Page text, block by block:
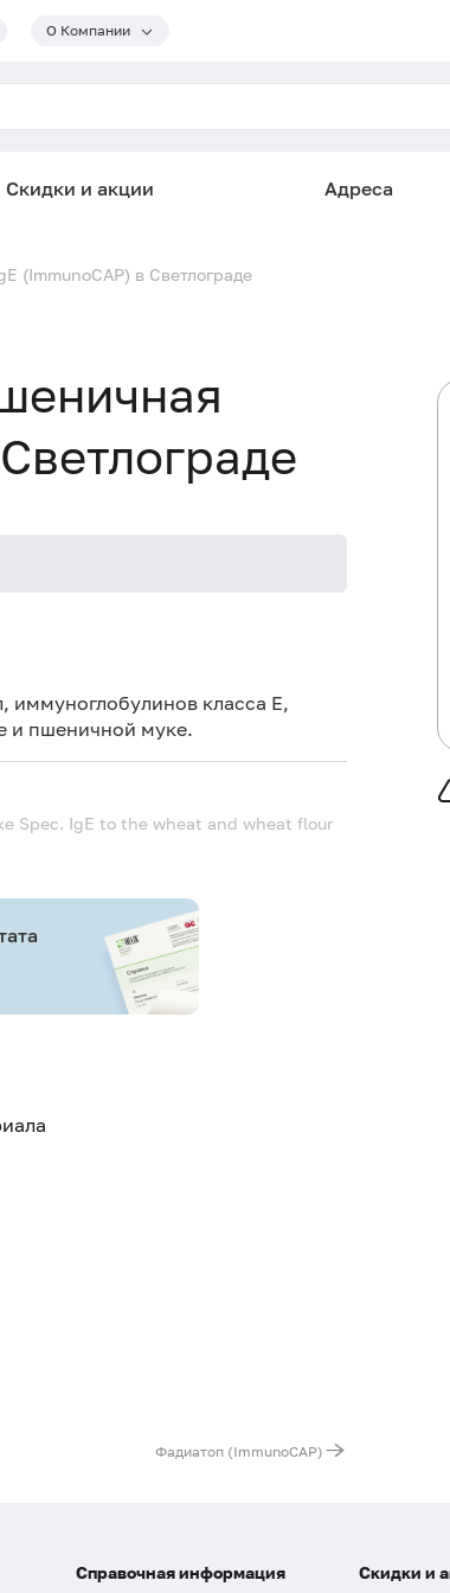
О Компании
Скидки и акции Адреса
(ImmunoCAP) в Светлограде
иммуноглобулинов класса E,
и пшеничной муке.
Spec. IgE to the wheat and wheat flour
Фадиатоп (ImmunoCAP)
Не
Справочная информация Скидки и